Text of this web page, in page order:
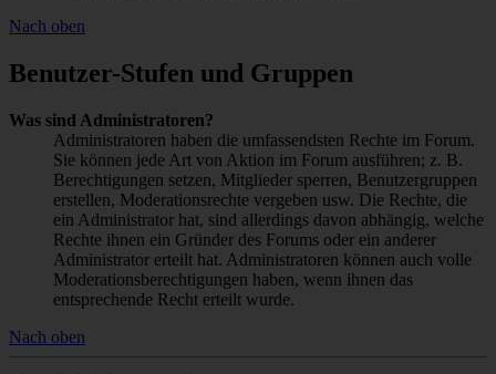
Nach oben
Benutzer-Stufen und Gruppen
Was sind Administratoren?
Administratoren haben die umfassendsten Rechte im Forum.
Sie können jede Art von Aktion im Forum ausführen; z. B.
Berechtigungen setzen, Mitglieder sperren, Benutzergruppen
erstellen, Moderationsrechte vergeben usw. Die Rechte, die
ein Administrator hat, sind allerdings davon abhängig, welche
Rechte ihnen ein Gründer des Forums oder ein anderer
Administrator erteilt hat. Administratoren können auch volle
Moderationsberechtigungen haben, wenn ihnen das
entsprechende Recht erteilt wurde.
Nach oben